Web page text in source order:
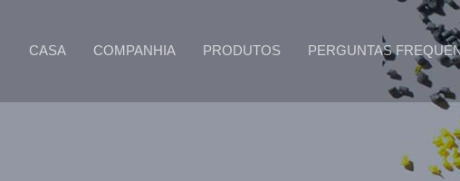
CASA COMPANHIA PRODUTOS PERGUNTAS